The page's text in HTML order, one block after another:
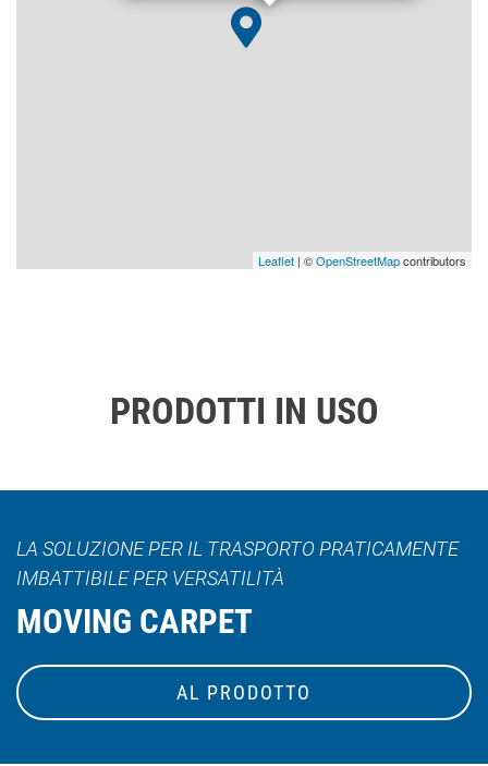
Leaflet | ©OpenStreetMapcontributors
PRODOTTI IN USO
LA SOLUZIONE PER IL TRASPORTO PRATICAMENTE
IMBATTIBILE PER VERSATILITÀ
MOVING CARPET
AL PRODOTTO